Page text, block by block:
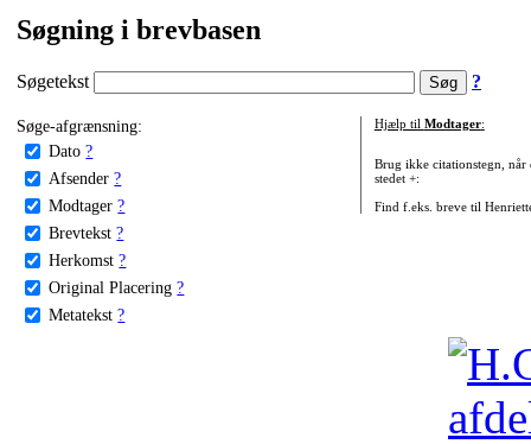
Søgning i brevbasen
Søgetekst ?
Søge-afgrænsning:
Dato ?
Afsender ?
Modtager ?
Brevtekst ?
Herkomst ?
Original Placering ?
Metatekst ?
Hjælp til Modtager:
Brug ikke citationstegn, når
stedet +:
Find f.eks. breve til